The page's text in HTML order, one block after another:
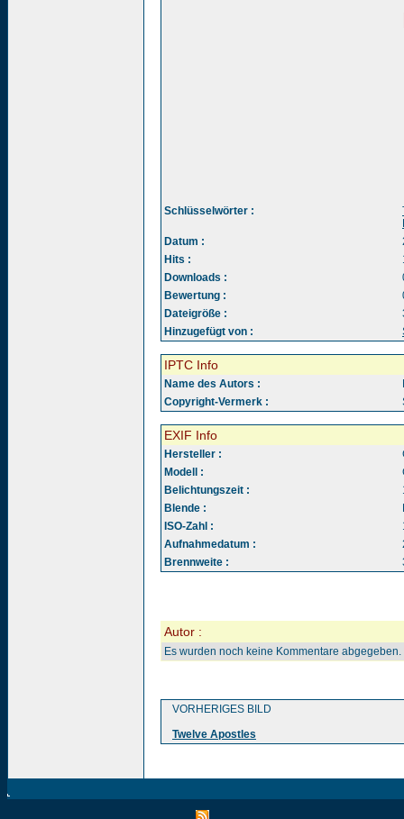
Schlüsselwörter :
Datum :
Hits :
Downloads :
Bewertung :
Dateigröße :
Hinzugefügt von :
IPTC Info
Name des Autors :
Copyright-Vermerk :
EXIF Info
Hersteller :
Modell :
Belichtungszeit :
Blende :
ISO-Zahl :
Aufnahmedatum :
Brennweite :
Autor :
Es wurden noch keine Kommentare abgegeben.
VORHERIGES BILD
Twelve Apostles